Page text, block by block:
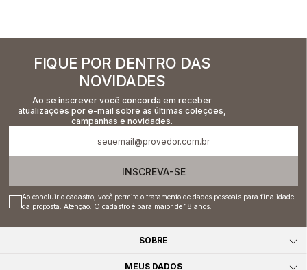
FIQUE POR DENTRO DAS
NOVIDADES
Ao se inscrever você concorda em receber
atualizações por e-mail sobre as últimas coleções,
campanhas e novidades.
INSCREVA-SE
Ao concluir o cadastro, você permite o tratamento de dados pessoais para finalidade
da proposta. Atenção: O cadastro é para maior de 18 anos.
SOBRE
MEUS DADOS